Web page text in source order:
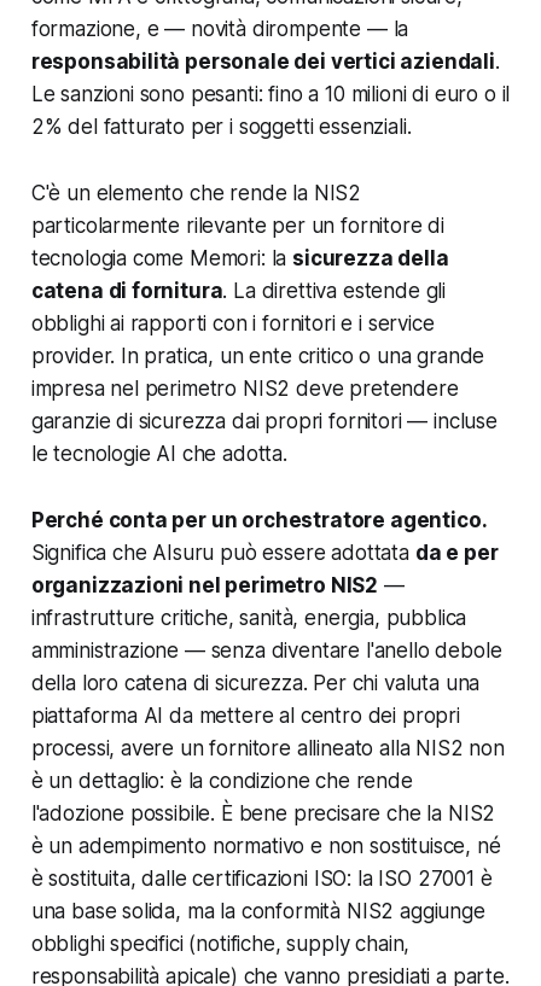
formazione, e — novità dirompente — la
responsabilità personale dei vertici aziendali.
Le sanzioni sono pesanti: fino a 10 milioni di euro o il
2% del fatturato per i soggetti essenziali.
C'è un elemento che rende la NIS2
particolarmente rilevante per un fornitore di
tecnologia come Memori: la sicurezza della
catena di fornitura. La direttiva estende gli
obblighi ai rapporti con i fornitori e i service
provider. In pratica, un ente critico o una grande
impresa nel perimetro NIS2 deve pretendere
garanzie di sicurezza dai propri fornitori — incluse
le tecnologie AI che adotta.
Perché conta per un orchestratore agentico.
Significa che AIsuru può essere adottata da e per
organizzazioni nel perimetro NIS2 —
infrastrutture critiche, sanità, energia, pubblica
amministrazione — senza diventare l'anello debole
della loro catena di sicurezza. Per chi valuta una
piattaforma AI da mettere al centro dei propri
processi, avere un fornitore allineato alla NIS2 non
è un dettaglio: è la condizione che rende
l'adozione possibile. È bene precisare che la NIS2
è un adempimento normativo e non sostituisce, né
è sostituita, dalle certificazioni ISO: la ISO 27001 è
una base solida, ma la conformità NIS2 aggiunge
obblighi specifici (notifiche, supply chain,
responsabilità apicale) che vanno presidiati a parte.